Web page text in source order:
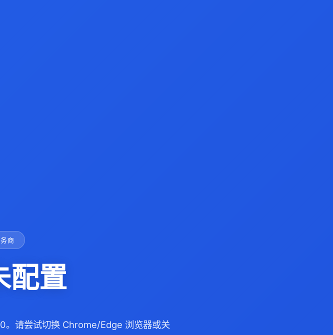
商
配置
请尝试切换 Chrome/Edge 浏览器或关